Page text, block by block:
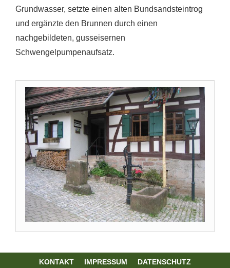
Grundwasser, setzte einen alten Bundsandsteintrog
und ergänzte den Brunnen durch einen
nachgebildeten, gusseisernen
Schwengelpumpenaufsatz.
KONTAKT IMPRESSUM DATENSCHUTZ